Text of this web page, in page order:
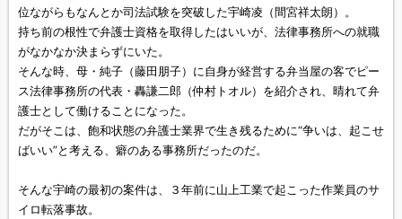
位ながらもなんとか司法試験を突破した宇崎凌（間宮祥太朗）。
持ち前の根性で弁護士資格を取得したはいいが、法律事務所への就職
がなかなか決まらずにいた。
そんな時、母・純子（藤田朋子）に自身が経営する弁当屋の客でピー
ス法律事務所の代表・轟謙二郎（仲村トオル）を紹介され、晴れて弁
護士として働けることになった。
だがそこは、飽和状態の弁護士業界で生き残るために“争いは、起こせ
ばいい”と考える、癖のある事務所だったのだ。
そんな宇崎の最初の案件は、３年前に山上工業で起こった作業員のサ
イロ転落事故。